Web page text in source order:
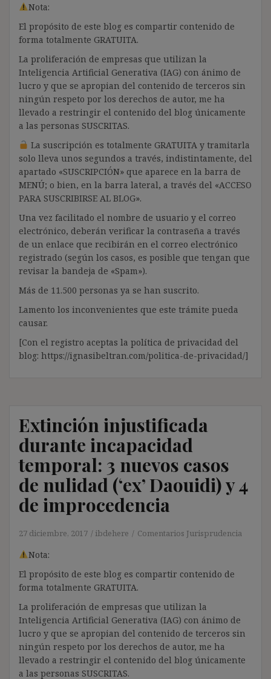
Nota:
El propósito de este blog es compartir contenido de
forma totalmente GRATUITA.
La proliferación de empresas que utilizan la
Inteligencia Artificial Generativa (IAG) con ánimo de
lucro y que se apropian del contenido de terceros sin
ningún respeto por los derechos de autor, me ha
llevado a restringir el contenido del blog únicamente
a las personas SUSCRITAS.
La suscripción es totalmente GRATUITA y tramitarla
solo lleva unos segundos a través, indistintamente, del
apartado «SUSCRIPCIÓN» que aparece en la barra de
MENÚ; o bien, en la barra lateral, a través del «ACCESO
PARA SUSCRIBIRSE AL BLOG».
Una vez facilitado el nombre de usuario y el correo
electrónico, deberán verificar la contraseña a través
de un enlace que recibirán en el correo electrónico
registrado (según los casos, es posible que tengan que
revisar la bandeja de «Spam»).
Más de 11.500 personas ya se han suscrito.
Lamento los inconvenientes que este trámite pueda
causar.
[Con el registro aceptas la política de privacidad del
blog: https://ignasibeltran.com/politica-de-privacidad/]
Extinción injustificada
durante incapacidad
temporal: 3 nuevos casos
de nulidad (‘ex’ Daouidi) y 4
de improcedencia
27 diciembre, 2017 ibdehere Comentarios Jurisprudencia
Nota:
El propósito de este blog es compartir contenido de
forma totalmente GRATUITA.
La proliferación de empresas que utilizan la
Inteligencia Artificial Generativa (IAG) con ánimo de
lucro y que se apropian del contenido de terceros sin
ningún respeto por los derechos de autor, me ha
llevado a restringir el contenido del blog únicamente
a las personas SUSCRITAS.